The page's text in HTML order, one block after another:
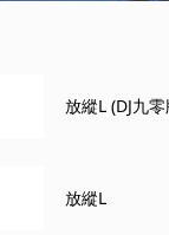
放縱L (DJ九
放縱L